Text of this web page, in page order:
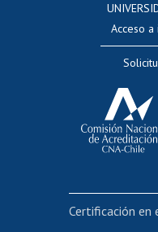
Cursos
Portal
Acceso
Certificación en